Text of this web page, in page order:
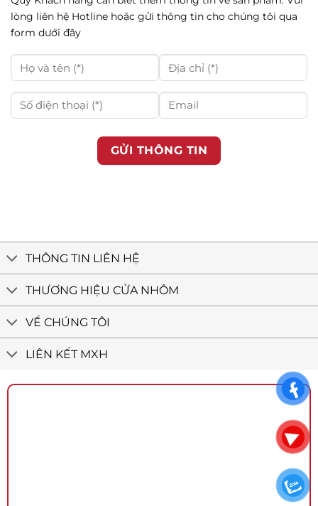
lòng liên hệ Hotline hoặc gửi thông tin cho chúng tôi qua
form dưới đây
GỬI THÔNG TIN
THÔNG TIN LIÊN HỆ
THƯƠNG HIỆU CỬA NHÔM
VỀ CHÚNG TÔI
LIÊN KẾT MXH